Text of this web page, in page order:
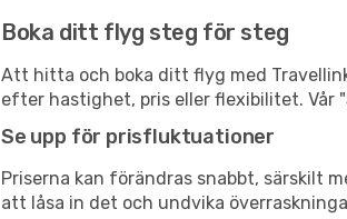
Boka ditt flyg steg för steg
Att hitta och boka ditt flyg med
efter hastighet, pris eller flexibilitet. Vår
Se upp för prisfluktuationer
Priserna kan förändras snabbt, särskilt
att låsa in det och undvika